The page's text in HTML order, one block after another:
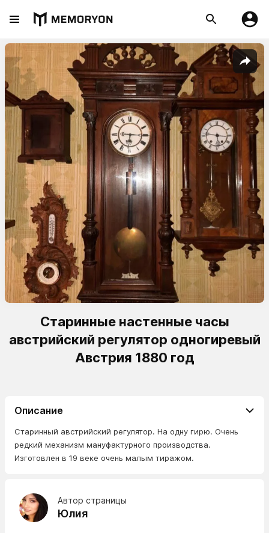
Старинные настенные часы
австрийский регулятор одногиревый
Австрия 1880 год
Описание
Старинный австрийский регулятор. На одну гирю. Очень
редкий механизм мануфактурного производства.
Изготовлен в 19 веке очень малым тиражом.
Автор страницы
Юлия